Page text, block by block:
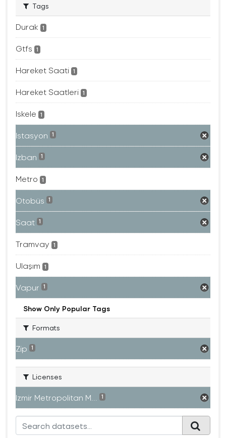
Tags
Durak 1
Gtfs 1
Hareket Saati 1
Hareket Saatleri 1
Iskele 1
Istasyon 1
Izban 1
Metro 1
Otobüs 1
Saat 1
Tramvay 1
Ulaşım 1
Vapur 1
Show Only Popular Tags
Formats
Zip 1
Licenses
Izmir Metropolitan M... 1